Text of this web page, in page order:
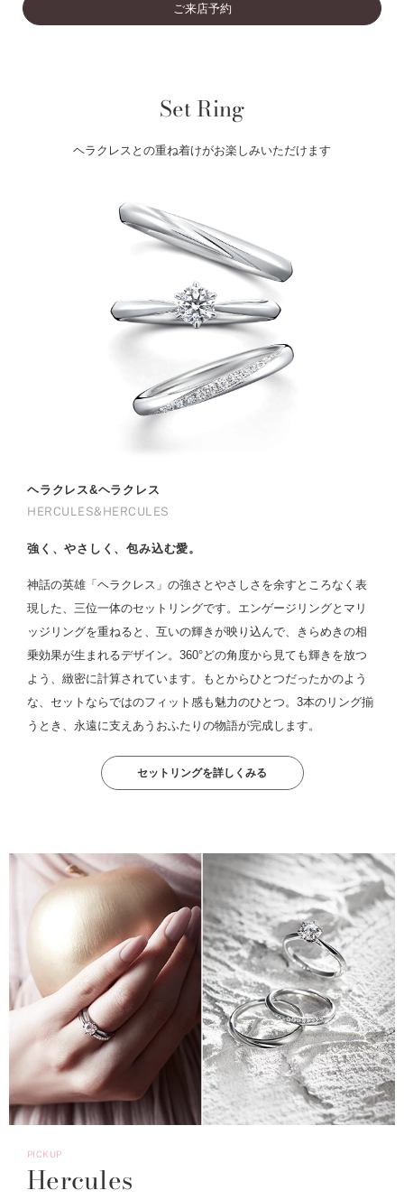
ご来店予約
Set Ring
ヘラクレスとの重ね着けがお楽しみいただけます
ヘラクレス&ヘラクレス
HERCULES&HERCULES
強く、やさしく、包み込む愛。
神話の英雄「ヘラクレス」の強さとやさしさを余すところなく表
現した、三位一体のセットリングです。エンゲージリングとマリ
ッジリングを重ねると、互いの輝きが映り込んで、きらめきの相
乗効果が生まれるデザイン。360°どの角度から見ても輝きを放つ
よう、緻密に計算されています。もとからひとつだったかのよう
な、セットならではのフィット感も魅力のひとつ。3本のリング揃
うとき、永遠に支えあうおふたりの物語が完成します。
セットリングを詳しくみる
PICKUP
Hercules